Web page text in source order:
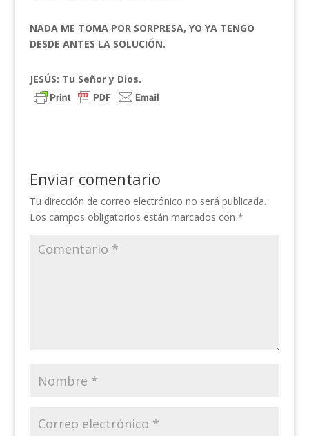
NADA ME TOMA POR SORPRESA, YO YA TENGO
DESDE ANTES LA SOLUCIÓN.
JESÚS: Tu Señor y Dios.
Enviar comentario
Tu dirección de correo electrónico no será publicada.
Los campos obligatorios están marcados con *